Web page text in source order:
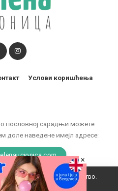
пословној сарадњи можете
доле наведене имејл адресе:
Услови коришћења
да побољша ваше искуство.
×